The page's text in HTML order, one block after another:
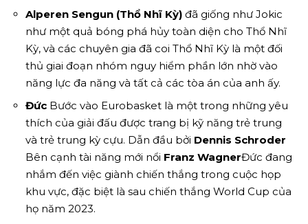
Alperen Sengun (Thổ Nhĩ Kỳ) đã giống như Jokic
như một quả bóng phá hủy toàn diện cho Thổ Nhĩ
Kỳ, và các chuyên gia đã coi Thổ Nhĩ Kỳ là một đối
thủ giai đoạn nhóm nguy hiểm phần lớn nhờ vào
năng lực đa năng và tất cả các tòa án của anh ấy.
Đức Bước vào Eurobasket là một trong những yêu
thích của giải đấu được trang bị kỹ năng trẻ trung
và trẻ trung kỳ cựu. Dẫn đầu bởi Dennis Schroder
Bên cạnh tài năng mới nổi Franz WagnerĐức đang
nhắm đến việc giành chiến thắng trong cuộc họp
khu vực, đặc biệt là sau chiến thắng World Cup của
họ năm 2023.